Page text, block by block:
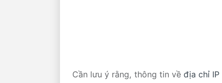
Cần lưu ý rằng, thông tin vềđịa chỉ IP